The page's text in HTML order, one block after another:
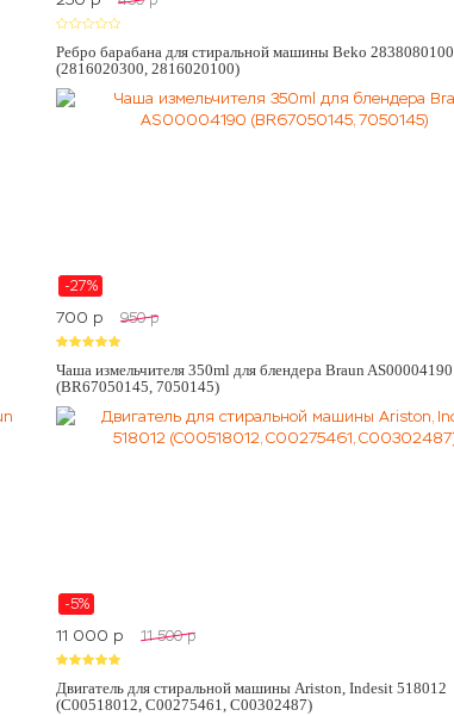
Ребро барабана для стиральной машины Beko 2838080100
(2816020300, 2816020100)
-27%
700 p 950 p
Чаша измельчителя 350ml для блендера Braun AS00004190
(BR67050145, 7050145)
-5%
11 000 p 11 500 p
Двигатель для стиральной машины Ariston, Indesit 518012
(C00518012, C00275461, C00302487)